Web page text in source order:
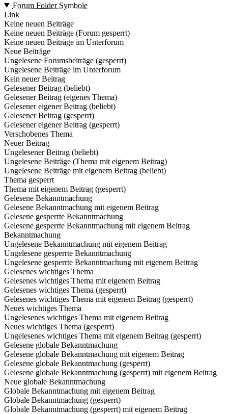
Forum Folder Symbole
Link
Keine neuen Beiträge
Keine neuen Beiträge (Forum gesperrt)
Keine neuen Beiträge im Unterforum
Neue Beiträge
Ungelesene Forumsbeiträge (gesperrt)
Ungelesene Beiträge im Unterforum
Kein neuer Beitrag
Gelesener Beitrag (beliebt)
Gelesener Beitrag (eigenes Thema)
Gelesener eigener Beitrag (beliebt)
Gelesener Beitrag (gesperrt)
Gelesener eigener Beitrag (gesperrt)
Verschobenes Thema
Neuer Beitrag
Ungelesener Beitrag (beliebt)
Ungelesene Beiträge (Thema mit eigenem Beitrag)
Ungelesene Beiträge mit eigenem Beitrag (beliebt)
Thema gesperrt
Thema mit eigenem Beitrag (gesperrt)
Gelesene Bekanntmachung
Gelesene Bekanntmachung mit eigenem Beitrag
Gelesene gesperrte Bekanntmachung
Gelesene gesperrte Bekanntmachung mit eigenem Beitrag
Bekanntmachung
Ungelesene Bekanntmachung mit eigenem Beitrag
Ungelesene gesperrte Bekanntmachung
Ungelesene gesperrte Bekanntmachung mit eigenem Beitrag
Gelesenes wichtiges Thema
Gelesenes wichtiges Thema mit eigenem Beitrag
Gelesenes wichtiges Thema (gesperrt)
Gelesenes wichtiges Thema mit eigenem Beitrag (gesperrt)
Neues wichtiges Thema
Ungelesenes wichtiges Thema mit eigenem Beitrag
Neues wichtiges Thema (gesperrt)
Ungelesenes wichtiges Thema mit eigenem Beitrag (gesperrt)
Gelesene globale Bekanntmachung
Gelesene globale Bekanntmachung mit eigenem Beitrag
Gelesene globale Bekanntmachung (gesperrt)
Gelesene globale Bekanntmachung (gesperrt) mit eigenem Beitrag
Neue globale Bekanntmachung
Globale Bekanntmachung mit eigenem Beitrag
Globale Bekanntmachung (gesperrt)
Globale Bekanntmachung (gesperrt) mit eigenem Beitrag